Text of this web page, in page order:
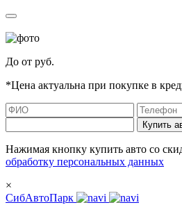
До от руб.
*Цена актуальна при покупке в
Купить
Нажимая кнопку купить авто со
обработку персональных данных
×
СибАвтоПарк